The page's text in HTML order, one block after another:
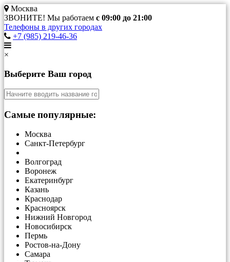
Москва
ЗВОНИТЕ! Мы работаем с 09:00 до 21:00
Телефоны в других городах
+7 (985) 219-46-36
×
Выберите Ваш город
Самые популярные:
Москва
Санкт-Петербург
Волгоград
Воронеж
Екатеринбург
Казань
Краснодар
Красноярск
Нижний Новгород
Новосибирск
Пермь
Ростов-на-Дону
Самара